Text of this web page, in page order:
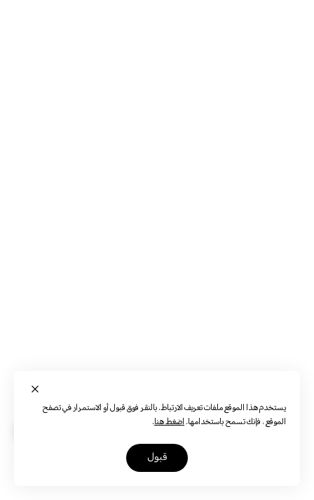
يستخدم هذا الموقع ملفات تعريف الارتباط. بالنقر فوق قبول أو الاستمرار في تصفح
الموقع ، فإنك تسمح باستخدامها.اضغط هنا.
قبول